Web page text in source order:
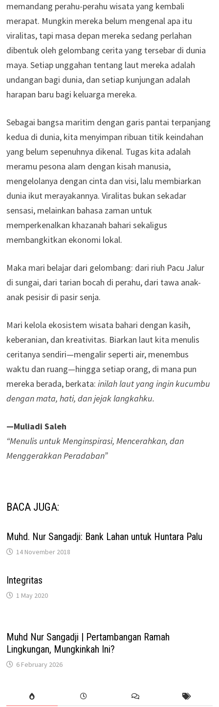
memandang perahu-perahu wisata yang kembali
merapat. Mungkin mereka belum mengenal apa itu
viralitas, tapi masa depan mereka sedang perlahan
dibentuk oleh gelombang cerita yang tersebar di dunia
maya. Setiap unggahan tentang laut mereka adalah
undangan bagi dunia, dan setiap kunjungan adalah
harapan baru bagi keluarga mereka.
Sebagai bangsa maritim dengan garis pantai terpanjang
kedua di dunia, kita menyimpan ribuan titik keindahan
yang belum sepenuhnya dikenal. Tugas kita adalah
meramu pesona alam dengan kisah manusia,
mengelolanya dengan cinta dan visi, lalu membiarkan
dunia ikut merayakannya. Viralitas bukan sekadar
sensasi, melainkan bahasa zaman untuk
memperkenalkan khazanah bahari sekaligus
membangkitkan ekonomi lokal.
Maka mari belajar dari gelombang: dari riuh Pacu Jalur
di sungai, dari tarian bocah di perahu, dari tawa anak-
anak pesisir di pasir senja.
Mari kelola ekosistem wisata bahari dengan kasih,
keberanian, dan kreativitas. Biarkan laut kita menulis
ceritanya sendiri—mengalir seperti air, menembus
waktu dan ruang—hingga setiap orang, di mana pun
mereka berada, berkata: inilah laut yang ingin kucumbu
dengan mata, hati, dan jejak langkahku.
—Muliadi Saleh
“Menulis untuk Menginspirasi, Mencerahkan, dan
Menggerakkan Peradaban”
BACA JUGA:
Muhd. Nur Sangadji: Bank Lahan untuk Huntara Palu
14 November 2018
Integritas
1 May 2020
Muhd Nur Sangadji | Pertambangan Ramah
Lingkungan, Mungkinkah Ini?
6 February 2026